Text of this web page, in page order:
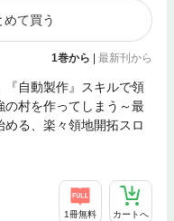
て買う
1巻から 最新刊から
『自動製作』スキルで領
の村を作ってしまう～最
る、楽々領地開拓スロ
1冊無料 カートへ